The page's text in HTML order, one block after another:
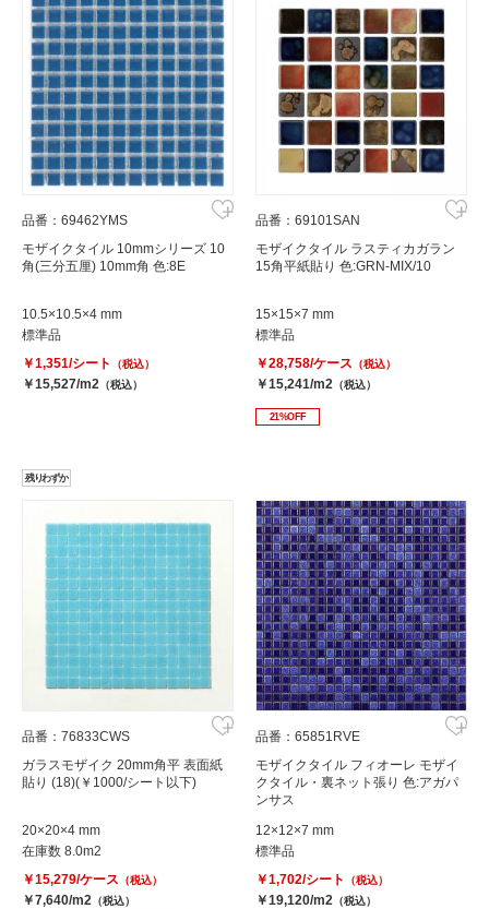
品番：69462YMS
モザイクタイル 10mmシリーズ 10
角(三分五厘) 10mm角 色:8E
10.5×10.5×4 mm
標準品
￥1,351/シート
（税込）
￥15,527/m2 （税込）
品番：69101SAN
モザイクタイル ラスティカガラン
15角平紙貼り 色:GRN-MIX/10
15×15×7 mm
標準品
￥28,758/ケース （税込）
￥15,241/m2 （税込）
21%OFF
残りわずか
品番：76833CWS
ガラスモザイク 20mm角平 表面紙
貼り (18)(￥1000/シート以下)
20×20×4 mm
在庫数 8.0m2
￥15,279/ケース （税込）
￥7,640/m2 （税込）
品番：65851RVE
モザイクタイル フィオーレ モザイ
クタイル・裏ネット張り 色:アガパ
ンサス
12×12×7 mm
標準品
￥1,702/シート
（税込）
￥19,120/m2 （税込）